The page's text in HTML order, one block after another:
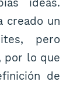
ideas.
creado un
pero
por lo que
de